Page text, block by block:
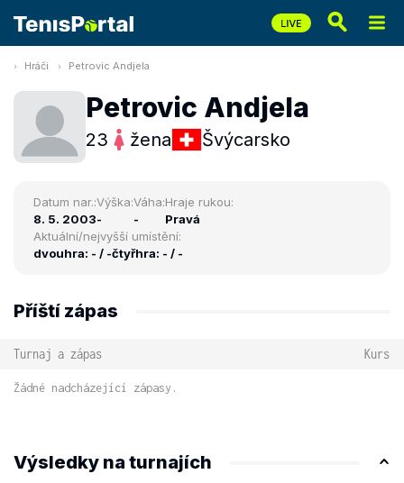
Hráči Petrovic Andjela
Petrovic Andjela
23 žena Švýcarsko
Datum nar.:
8. 5. 2003
Výška:
-
Váha:
-
Hraje rukou:
Pravá
Aktuální/nejvyšší umístění:
dvouhra: - / -čtyřhra: - / -
Příští zápas
Turnaj a zápas Kurs
Žádné nadcházející zápasy.
Výsledky na turnajích